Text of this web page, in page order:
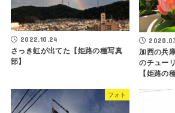
2022.10.24
さっき虹が出てた【姫路の種写真
部】
加西の兵
のチュー
【姫路の
フォト